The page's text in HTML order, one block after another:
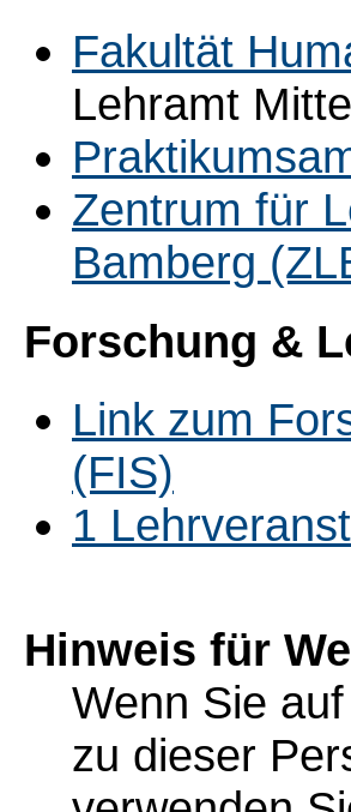
Fakultät
Lehramt
Zentrum für
Bamberg
Forschung &
Link zum
(FIS)
1
Hinweis für
Wenn Sie
zu dieser